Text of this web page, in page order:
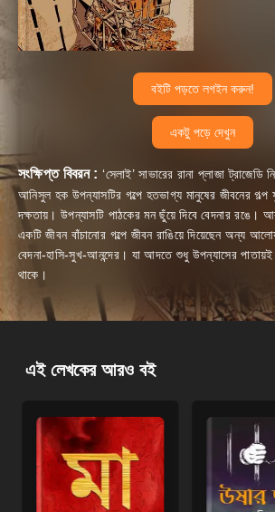
বইটি পড়তে লগইন করুন!
একটু পড়ে দেখুন
সংক্ষিপ্ত বিবরন : ‘সেলাই’ সাভারের রানা প্লাজা ট্রাজেডি
আনিসুল হক উপন্যাসটির গল্পে হতভাগ্য মানুষের জীবনের গল্প
দক্ষতায়। উপন্যাসটি পাঠকের মন ছুঁয়ে দিবে বেদনার রঙে।
একটি জীবন বাঁচানোর গল্পে জীবন রাঙিয়ে দিয়েছেন অন্য
বেদনা-হাসি-সুখ-আনন্দের। যা আদতে শুধু উপন্যাসের পাতায়ই
থাকে।
এই লেখকের আরও বই